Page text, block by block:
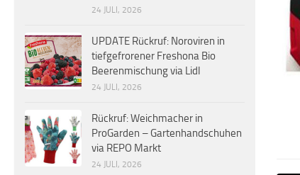
24 JULI, 2026
UPDATE Rückruf: Noroviren in
tiefgefrorener Freshona Bio
Beerenmischung via Lidl
24 JULI, 2026
Rückruf: Weichmacher in
ProGarden – Gartenhandschuhen
via REPO Markt
24 JULI, 2026